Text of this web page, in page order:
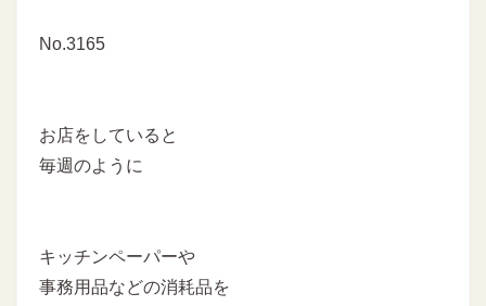
No.3165
お店をしていると
毎週のように
キッチンペーパーや
事務用品などの消耗品を